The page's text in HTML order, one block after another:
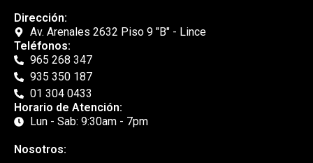
Dirección:
Av. Arenales 2632 Piso 9 "B" - Lince
Teléfonos:
965 268 347
935 350 187
01 304 0433
Horario de Atención:
Lun - Sab: 9:30am - 7pm
Nosotros: